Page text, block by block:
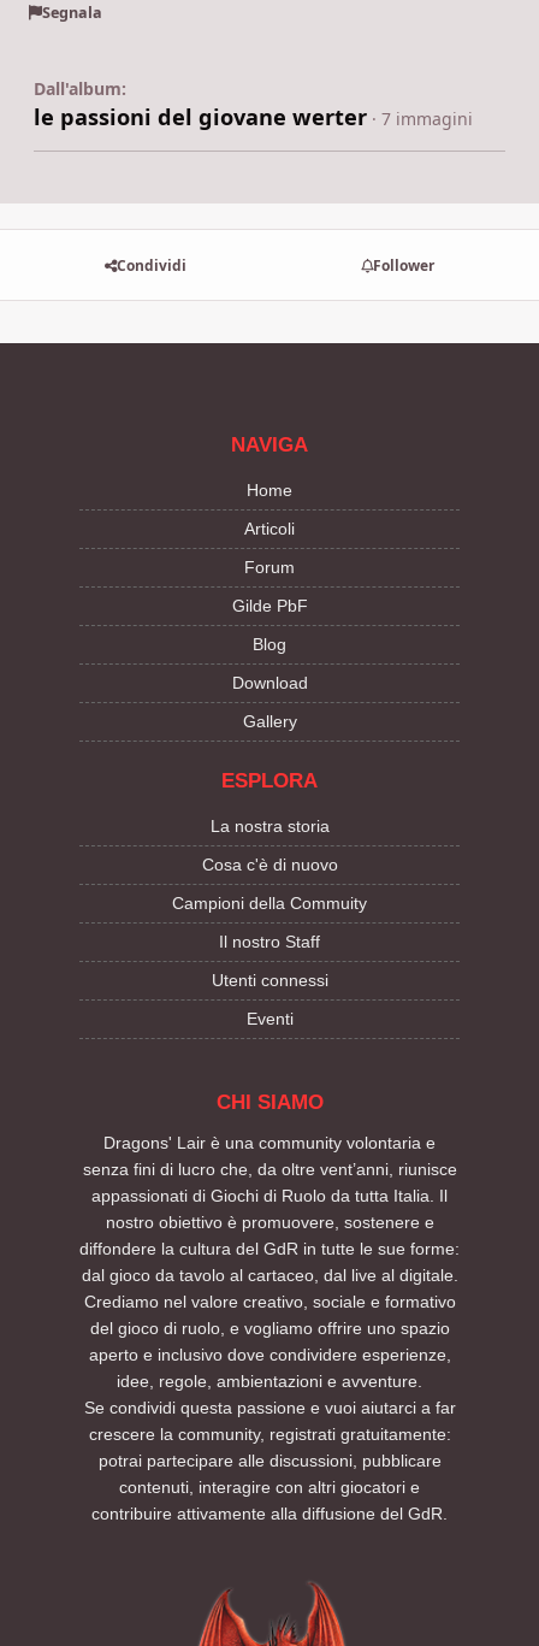
Segnala
Dall'album:
le passioni del giovane werter · 7 immagini
Condividi Follower
NAVIGA
Home
Articoli
Forum
Gilde PbF
Blog
Download
Gallery
ESPLORA
La nostra storia
Cosa c'è di nuovo
Campioni della Commuity
Il nostro Staff
Utenti connessi
Eventi
CHI SIAMO
Dragons' Lair è una community volontaria e
senza fini di lucro che, da oltre vent’anni, riunisce
appassionati di Giochi di Ruolo da tutta Italia. Il
nostro obiettivo è promuovere, sostenere e
diffondere la cultura del GdR in tutte le sue forme:
dal gioco da tavolo al cartaceo, dal live al digitale.
Crediamo nel valore creativo, sociale e formativo
del gioco di ruolo, e vogliamo offrire uno spazio
aperto e inclusivo dove condividere esperienze,
idee, regole, ambientazioni e avventure.
Se condividi questa passione e vuoi aiutarci a far
crescere la community, registrati gratuitamente:
potrai partecipare alle discussioni, pubblicare
contenuti, interagire con altri giocatori e
contribuire attivamente alla diffusione del GdR.